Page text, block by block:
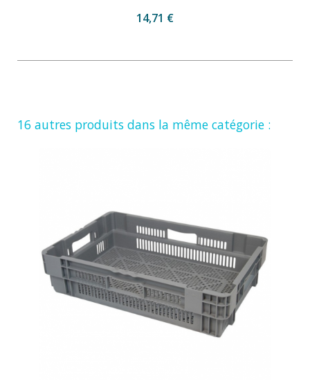
14,71 €
16 autres produits dans la même catégorie :